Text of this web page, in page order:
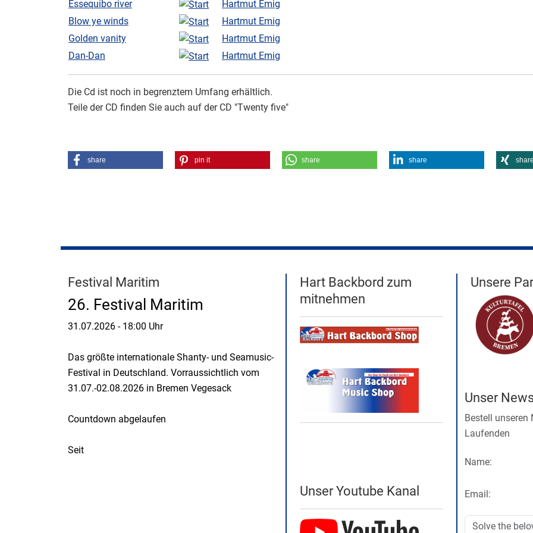
Essequibo river
Hartmut Emig
Blow ye winds
Hartmut Emig
Golden vanity
Hartmut Emig
Dan-Dan
Hartmut Emig
Die Cd ist noch in begrenztem Umfang erhältlich.
Teile der CD finden Sie auch auf der CD "Twenty five"
share pin it share share share
Festival Maritim
26. Festival Maritim
31.07.2026 - 18:00 Uhr
Das größte internationale Shanty- und Seamusic-
Festival in Deutschland. Vorraussichtlich vom
31.07.-02.08.2026 in Bremen Vegesack
Countdown abgelaufen
Seit
Hart Backbord zum
mitnehmen
Unser Youtube Kanal
Unsere
Unser
Bestell unseren
Laufenden
Name:
Email: